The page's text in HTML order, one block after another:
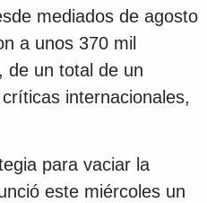
mediados de agosto
a unos 370 mil
de un total de un
internacionales,
para vaciar la
este miércoles un